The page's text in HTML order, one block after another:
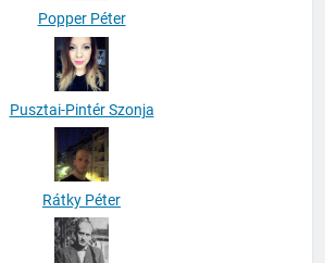
Popper Péter
Pusztai-Pintér Szonja
Rátky Péter